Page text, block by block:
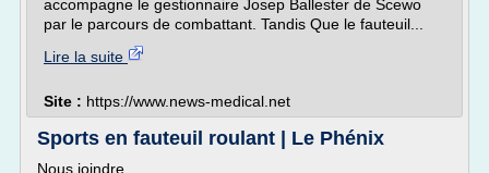
accompagne le gestionnaire Josep Ballester de Scewo
par le parcours de combattant. Tandis Que le fauteuil...
Lire la suite
Site : https://www.news-medical.net
Sports en fauteuil roulant | Le Phénix
Nous joindre